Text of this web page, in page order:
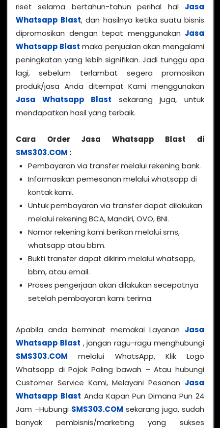
riset selama bertahun-tahun perihal hal Jasa
Whatsapp Blast, dan hasilnya ketika suatu bisnis
dipromosikan dengan tepat menggunakan Jasa
Whatsapp Blast maka penjualan akan mengalami
peningkatan yang lebih signifikan. Jadi tunggu apa
lagi, sebelum terlambat segera promosikan
produk/jasa Anda ditempat Kami menggunakan
Jasa Whatsapp Blast sekarang juga, untuk
mendapatkan hasil yang terbaik.
Cara Order Jasa Whatsapp Blast di
SMS303.COM :
Pembayaran via transfer melalui rekening bank.
Informasikan pemesanan melalui whatsapp di
kontak kami.
Untuk pembayaran via transfer dapat dilakukan
melalui rekening BCA, Mandiri, OVO, BNI.
Nomor rekening kami berikan melalui sms,
whatsapp atau bbm.
Bukti transfer dapat dikirim melalui whatsapp,
bbm, atau email.
Proses pengerjaan akan dilakukan secepatnya
setelah pembayaran kami terima.
Apabila anda berminat memakai Layanan Jasa
Whatsapp Blast , jangan ragu-ragu menghubungi
SMS303.COM melalui WhatsApp, Klik Logo
Whatsapp di Pojok Paling bawah – Atau hubungi
Customer Service Kami, Melayani Pesanan Jasa
Whatsapp Blast Anda Kapan Pun Dimana Pun 24
Jam –Hubungi SMS303.COM sekarang juga, sudah
banyak pembisnis/marketing yang sukses